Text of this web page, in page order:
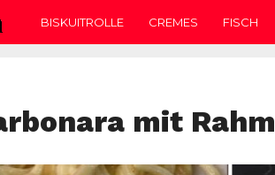
BISKUITROLLE CREMES FISCH
mit Rahm